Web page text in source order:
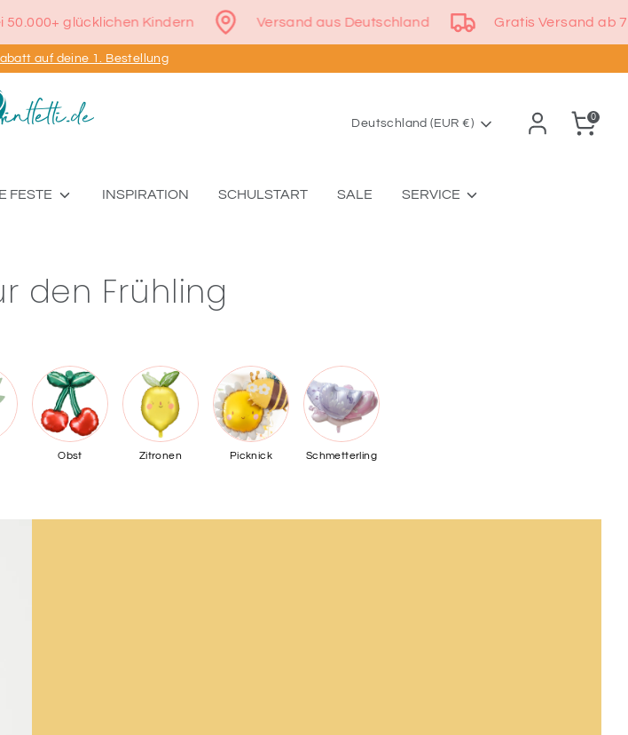
bei 50.000+ glücklichen Kindern Versand aus Deutschland Gratis
auf deine 1. Bestellung
Währung
Deutschland (EUR €)
0
FESTE INSPIRATION SCHULSTART SALE SERVICE
den Frühling
Obst Zitronen Picknick Schmetterling